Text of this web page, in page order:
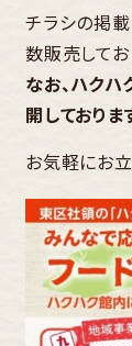
チラシの掲
数販売してお
なお、ハク
開しておりま
お気軽にお